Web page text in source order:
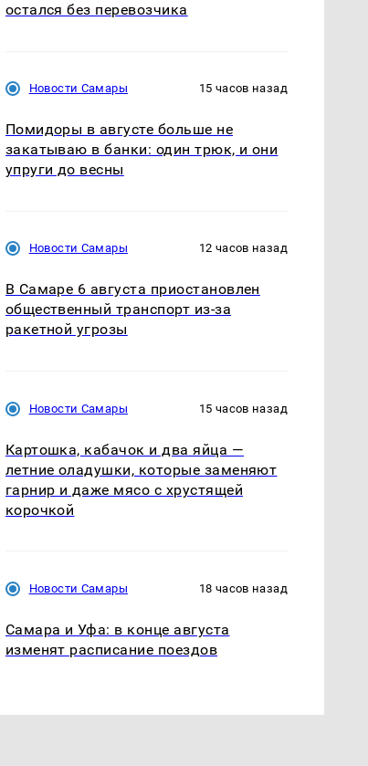
вертолета на
читать здесь
ждать всем нам?
остался без перевозчика
Новости Самары 15 часов назад
Помидоры в августе больше не
закатываю в банки: один трюк, и они
упруги до весны
Новости Самары 12 часов назад
В Самаре 6 августа приостановлен
общественный транспорт из-за
ракетной угрозы
Новости Самары 15 часов назад
Картошка, кабачок и два яйца —
летние оладушки, которые заменяют
гарнир и даже мясо с хрустящей
корочкой
Новости Самары 18 часов назад
Самара и Уфа: в конце августа
изменят расписание поездов